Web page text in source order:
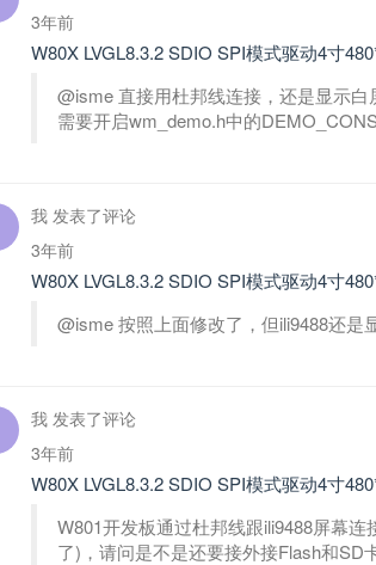
3年前
W80X LVGL8.3.2 SDIO SPI模式驱动4寸
@isme 直接用杜邦线连接，还是显示
需要开启wm_demo.h中的
我 发表了评论
3年前
W80X LVGL8.3.2 SDIO SPI模式驱动4寸
@isme 按照上面修改了，但ili9488还是
我 发表了评论
3年前
W80X LVGL8.3.2 SDIO SPI模式驱动4寸
W801开发板通过杜邦线跟ili9488屏幕
了)，请问是不是还要接外接Flash和SD